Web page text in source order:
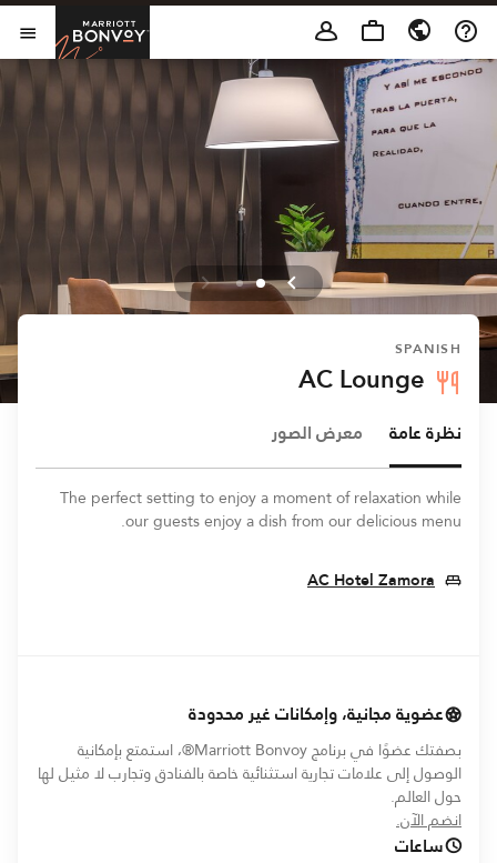
Skip to Content
SPANISH
AC Lounge
نظرة عامة معرض الصور
The perfect setting to enjoy a moment of relaxation while
our guests enjoy a dish from our delicious menu.
AC Hotel Zamora
Opens In New Window
عضوية مجانية، وإمكانات غير محدودة
بصفتك عضوًا في برنامج Marriott Bonvoy®، استمتع بإمكانية
الوصول إلى علامات تجارية استثنائية خاصة بالفنادق وتجارب لا مثيل لها
حول العالم.
انضم الآن.
ساعات